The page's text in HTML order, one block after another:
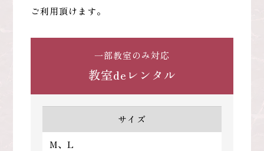
ご利用頂けます。
一部教室のみ対応
教室deレンタル
サイズ
M、L